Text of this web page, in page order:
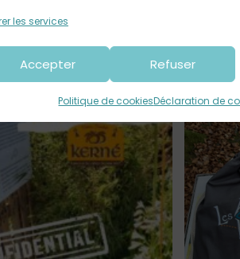
les services
Accepter Refuser
Politique de cookiesDéclaration de
en autonomie dans plusieurs villes du